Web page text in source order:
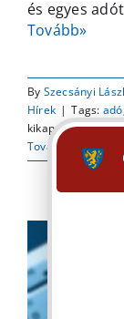
és egyes
Tovább»
By Szecsányi
Hírek | Tags: adó
kikapcsolva
Tovább